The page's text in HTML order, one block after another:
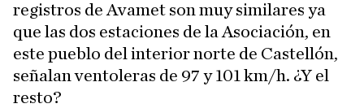
registros de Avamet son muy similares ya
que las dos estaciones de la Asociación, en
este pueblo del interior norte de Castellón,
señalan ventoleras de 97 y 101 km/h. ¿Y el
resto?